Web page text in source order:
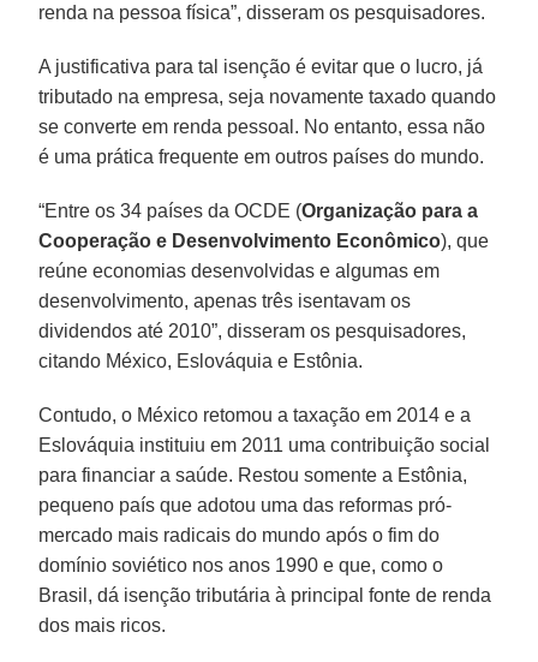
renda na pessoa física”, disseram os pesquisadores.
A justificativa para tal isenção é evitar que o lucro, já
tributado na empresa, seja novamente taxado quando
se converte em renda pessoal. No entanto, essa não
é uma prática frequente em outros países do mundo.
“Entre os 34 países da OCDE (Organização para a
Cooperação e Desenvolvimento Econômico), que
reúne economias desenvolvidas e algumas em
desenvolvimento, apenas três isentavam os
dividendos até 2010”, disseram os pesquisadores,
citando México, Eslováquia e Estônia.
Contudo, o México retomou a taxação em 2014 e a
Eslováquia instituiu em 2011 uma contribuição social
para financiar a saúde. Restou somente a Estônia,
pequeno país que adotou uma das reformas pró-
mercado mais radicais do mundo após o fim do
domínio soviético nos anos 1990 e que, como o
Brasil, dá isenção tributária à principal fonte de renda
dos mais ricos.